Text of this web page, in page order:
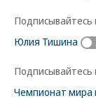
Подписывайтесь
Юлия Тишина
Подписывайтесь
Чемпионат мира